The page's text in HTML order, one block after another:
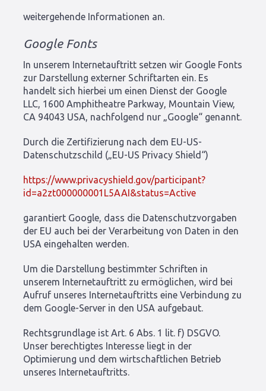
weitergehende Informationen an.
Google Fonts
In unserem Internetauftritt setzen wir Google Fonts
zur Darstellung externer Schriftarten ein. Es
handelt sich hierbei um einen Dienst der Google
LLC, 1600 Amphitheatre Parkway, Mountain View,
CA 94043 USA, nachfolgend nur „Google“ genannt.
Durch die Zertifizierung nach dem EU-US-
Datenschutzschild („EU-US Privacy Shield“)
https://www.privacyshield.gov/participant?
id=a2zt000000001L5AAI&status=Active
garantiert Google, dass die Datenschutzvorgaben
der EU auch bei der Verarbeitung von Daten in den
USA eingehalten werden.
Um die Darstellung bestimmter Schriften in
unserem Internetauftritt zu ermöglichen, wird bei
Aufruf unseres Internetauftritts eine Verbindung zu
dem Google-Server in den USA aufgebaut.
Rechtsgrundlage ist Art. 6 Abs. 1 lit. f) DSGVO.
Unser berechtigtes Interesse liegt in der
Optimierung und dem wirtschaftlichen Betrieb
unseres Internetauftritts.